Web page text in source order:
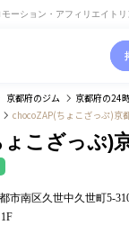
ーション・アフィリエイト
京都府のジム 京都府の24
chocoZAP(ちょこざっぷ)京
こざっぷ)
市南区久世中久世町5-